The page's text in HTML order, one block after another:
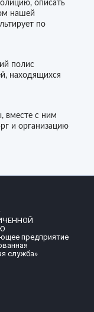
описать
нашей
по
полис
находящихся
вместе с ним
и организацию
предприятие
служба»